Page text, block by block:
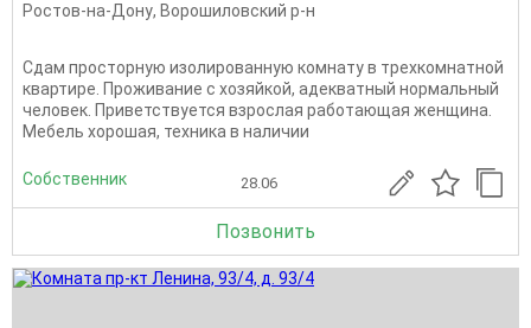
Ростов-на-Дону, Ворошиловский р-н
Сдам просторную изолированную комнату в трехкомнатной
квартире. Проживание с хозяйкой, адекватный нормальный
человек. Приветствуется взрослая работающая женщина.
Мебель хорошая, техника в наличии
Собственник 28.06
Позвонить